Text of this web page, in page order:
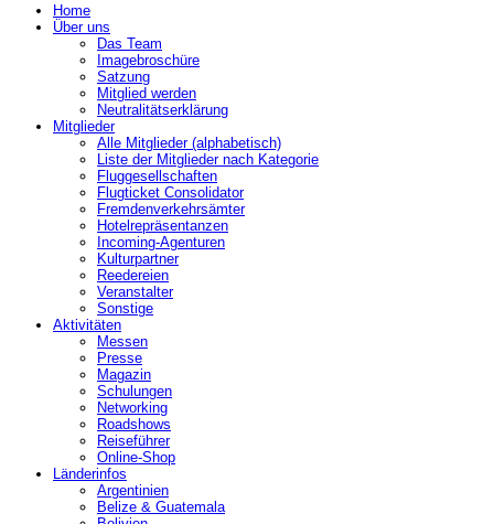
Home
Über uns
Das Team
Imagebroschüre
Satzung
Mitglied werden
Neutralitätserklärung
Mitglieder
Alle Mitglieder (alphabetisch)
Liste der Mitglieder nach Kategorie
Fluggesellschaften
Flugticket Consolidator
Fremdenverkehrsämter
Hotelrepräsentanzen
Incoming-Agenturen
Kulturpartner
Reedereien
Veranstalter
Sonstige
Aktivitäten
Messen
Presse
Magazin
Schulungen
Networking
Roadshows
Reiseführer
Online-Shop
Länderinfos
Argentinien
Belize & Guatemala